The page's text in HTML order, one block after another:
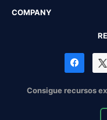
COMPANY
Consigue recursos